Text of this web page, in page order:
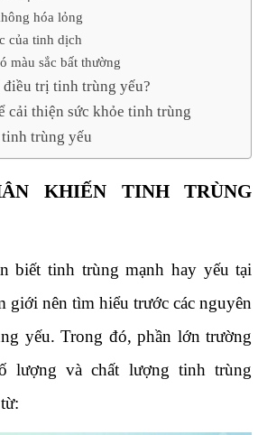
hóa lỏng
của tinh dịch
màu sắc bất thường
điều trị tinh trùng yếu?
cải thiện sức khỏe tinh trùng
trùng yếu
KHIẾN TINH TRÙNG
biết tinh trùng mạnh hay yếu tại
giới nên tìm hiểu trước các nguyên
yếu. Trong đó, phần lớn trường
lượng và chất lượng tinh trùng